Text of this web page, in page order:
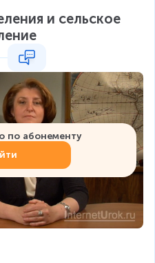
и сельское
по абонементу